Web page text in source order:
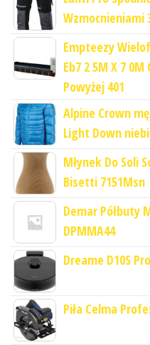
Wzmocnieniami
Empteezy
Eb7 2 5M X 7
Powyżej 401
Alpine Crown
Light Down
Młynek Do Soli
Bisetti 7151Msn
Demar Półbuty
DPMMA44
Dreame D10S Pro
Piła Celma